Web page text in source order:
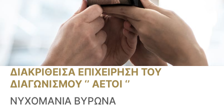
ΔΙΑΚΡΙΘΕΙΣΑ ΕΠΙΧΕΙΡΗΣΗ ΤΟΥ
ΔΙΑΓΩΝΙΣΜΟΥ ‘’ ΑΕΤΟΙ ‘’
ΝΥΧΟΜΑΝΙΑ ΒΥΡΩΝΑ